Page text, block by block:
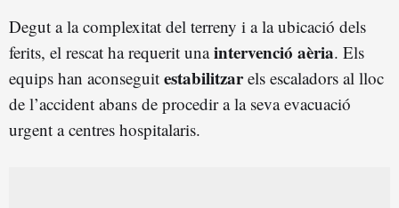
Degut a la complexitat del terreny i a la ubicació dels
ferits, el rescat ha requerit unaintervenció aèria. Els
equips han aconseguit estabilitzarels escaladors al lloc
de l’accident abans de procedir a la seva evacuació
urgent a centres hospitalaris.